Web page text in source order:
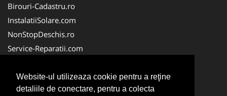
Website-ul utilizeaza cookie pentru a reţine
detaliile de conectare, pentru a colecta
Birouri-Cadastru.ro
InstalatiiSolare.com
NonStopDeschis.ro
Service-Reparatii.com
CuratareHota.com
FirmeTractariAuto.ro